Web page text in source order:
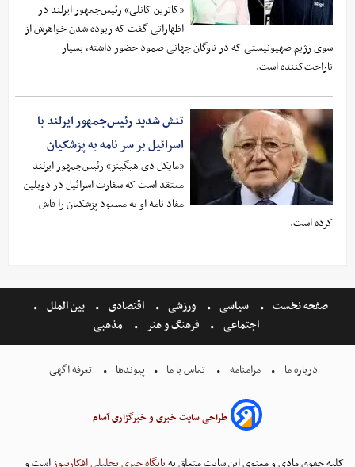
«کاترین کانلی» رئیس‌جمهور ایرلند در
اظهاراتی گفت که ربوده شدن خواهرش از
سوی رژیم صهیونیستی که در ناوگان جهانی صمود حضور داشته، بسیار
ناراحت‌کننده است.
تنش شدید رئیس‌جمهور ایرلند با
اسرائیل بر سر نامه به پزشکیان
«مایکل دی هیگینز» رئیس‌جمهور ایرلند
معتقد است که سفارت اسرائیل در دوبلین
مفاد نامه او به مسعود پزشکیان را فاش
کرده است.
صفحه نخست سیاسی ورزشی اقتصادی
بین الملل
اجتماعی
فرهنگ و هنر مذهبی
درباره ما مرامنامه تماس با ما پیوندها تعرفه اگهی
طراحی سایت خبری و خبرگزاری آسام